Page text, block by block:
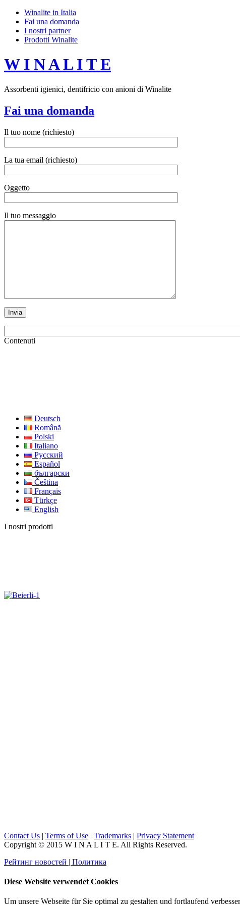
Winalite in Italia
Fai una domanda
I nostri partner
Prodotti Winalite
W I N A L I T E
Assorbenti igienici, dentifricio con anioni di Winalite
Fai una domanda
Il tuo nome (richiesto)
La tua email (richiesto)
Oggetto
Il tuo messaggio
Contenuti
Deutsch
Română
Polski
Italiano
Русский
Español
български
Čeština
Français
Türkçe
English
I nostri prodotti
Contact Us | Terms of Use | Trademarks | Privacy Statement
Copyright © 2015 W I N A L I T E. All Rights Reserved.
Рейтинг новостей | Политика
Diese Website verwendet Cookies
Um unsere Webseite für Sie optimal zu gestalten und fortlaufend